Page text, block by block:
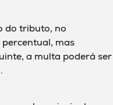
do tributo, no
mas
a multa poderá ser